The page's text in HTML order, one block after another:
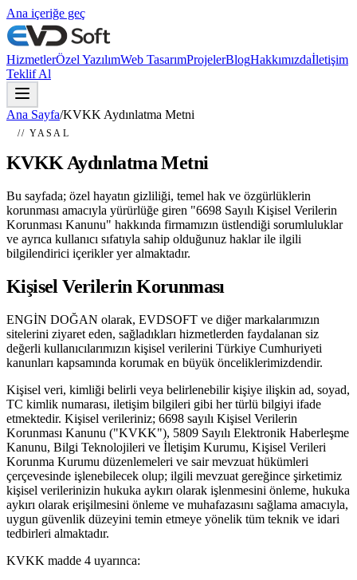
Ana içeriğe geç
HizmetlerÖzel YazılımWeb TasarımProjelerBlogHakkımızdaİletişim
Teklif Al
Ana Sayfa/KVKK Aydınlatma Metni
// YASAL
KVKK Aydınlatma Metni
Bu sayfada; özel hayatın gizliliği, temel hak ve özgürlüklerin
korunması amacıyla yürürlüğe giren "6698 Sayılı Kişisel Verilerin
Korunması Kanunu" hakkında firmamızın üstlendiği sorumluluklar
ve ayrıca kullanıcı sıfatıyla sahip olduğunuz haklar ile ilgili
bilgilendirici içerikler yer almaktadır.
Kişisel Verilerin Korunması
ENGİN DOĞAN olarak, EVDSOFT ve diğer markalarımızın
sitelerini ziyaret eden, sağladıkları hizmetlerden faydalanan siz
değerli kullanıcılarımızın kişisel verilerini Türkiye Cumhuriyeti
kanunları kapsamında korumak en büyük önceliklerimizdendir.
Kişisel veri, kimliği belirli veya belirlenebilir kişiye ilişkin ad, soyad,
TC kimlik numarası, iletişim bilgileri gibi her türlü bilgiyi ifade
etmektedir. Kişisel verileriniz; 6698 sayılı Kişisel Verilerin
Korunması Kanunu ("KVKK"), 5809 Sayılı Elektronik Haberleşme
Kanunu, Bilgi Teknolojileri ve İletişim Kurumu, Kişisel Verileri
Korunma Kurumu düzenlemeleri ve sair mevzuat hükümleri
çerçevesinde işlenebilecek olup; ilgili mevzuat gereğince şirketimiz
kişisel verilerinizin hukuka aykırı olarak işlenmesini önleme, hukuka
aykırı olarak erişilmesini önleme ve muhafazasını sağlama amacıyla,
uygun güvenlik düzeyini temin etmeye yönelik tüm teknik ve idari
tedbirleri almaktadır.
KVKK madde 4 uyarınca: